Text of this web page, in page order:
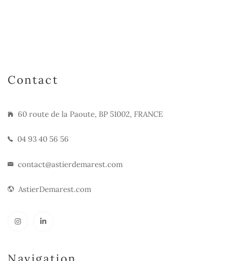
Contact
60 route de la Paoute, BP 51002, FRANCE
04 93 40 56 56
contact@astierdemarest.com
AstierDemarest.com